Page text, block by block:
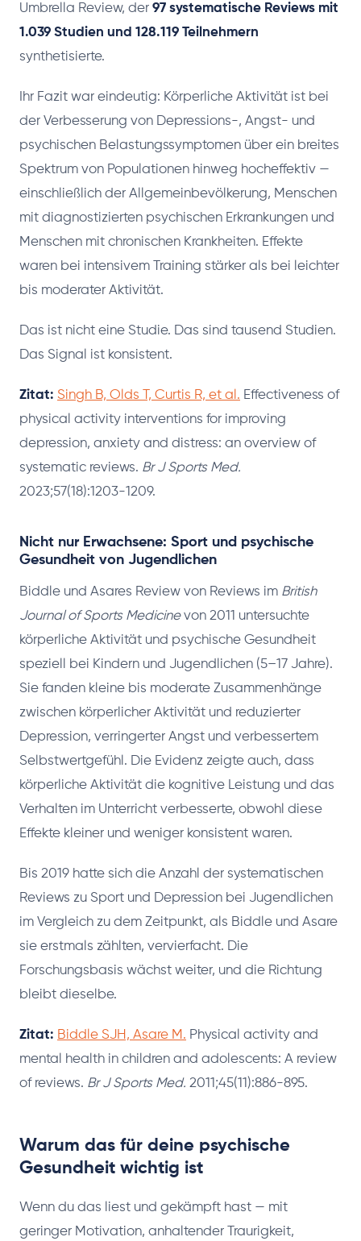
Umbrella Review, der 97 systematische Reviews mit
1.039 Studien und 128.119 Teilnehmern
synthetisierte.
Ihr Fazit war eindeutig: Körperliche Aktivität ist bei
der Verbesserung von Depressions-, Angst- und
psychischen Belastungssymptomen über ein breites
Spektrum von Populationen hinweg hocheffektiv —
einschließlich der Allgemeinbevölkerung, Menschen
mit diagnostizierten psychischen Erkrankungen und
Menschen mit chronischen Krankheiten. Effekte
waren bei intensivem Training stärker als bei leichter
bis moderater Aktivität.
Das ist nicht eine Studie. Das sind tausend Studien.
Das Signal ist konsistent.
Zitat: Singh B, Olds T, Curtis R, et al. Effectiveness of
physical activity interventions for improving
depression, anxiety and distress: an overview of
systematic reviews. Br J Sports Med.
2023;57(18):1203-1209.
Nicht nur Erwachsene: Sport und psychische
Gesundheit von Jugendlichen
Biddle und Asares Review von Reviews im British
Journal of Sports Medicinevon 2011 untersuchte
körperliche Aktivität und psychische Gesundheit
speziell bei Kindern und Jugendlichen (5–17 Jahre).
Sie fanden kleine bis moderate Zusammenhänge
zwischen körperlicher Aktivität und reduzierter
Depression, verringerter Angst und verbessertem
Selbstwertgefühl. Die Evidenz zeigte auch, dass
körperliche Aktivität die kognitive Leistung und das
Verhalten im Unterricht verbesserte, obwohl diese
Effekte kleiner und weniger konsistent waren.
Bis 2019 hatte sich die Anzahl der systematischen
Reviews zu Sport und Depression bei Jugendlichen
im Vergleich zu dem Zeitpunkt, als Biddle und Asare
sie erstmals zählten, vervierfacht. Die
Forschungsbasis wächst weiter, und die Richtung
bleibt dieselbe.
Zitat: Biddle SJH, Asare M. Physical activity and
mental health in children and adolescents: A review
of reviews. Br J Sports Med. 2011;45(11):886-895.
Warum das für deine psychische
Gesundheit wichtig ist
Wenn du das liest und gekämpft hast — mit
geringer Motivation, anhaltender Traurigkeit,